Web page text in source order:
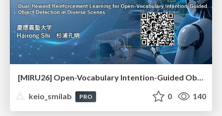
[MIRU26] Open-Vocabulary Intention-Guided Object Detection in Diverse Scenes
keio_smilab
PRO 0 140